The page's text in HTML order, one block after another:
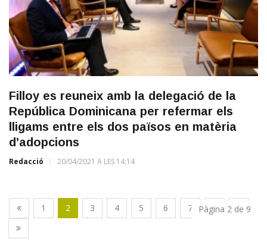
Filloy es reuneix amb la delegació de la
República Dominicana per refermar els
lligams entre els dos països en matèria
d’adopcions
Redacció 20/04/2021 A LES 14:14
1 2 3 4 5 6 7 8 9
Pàgina 2 de 9